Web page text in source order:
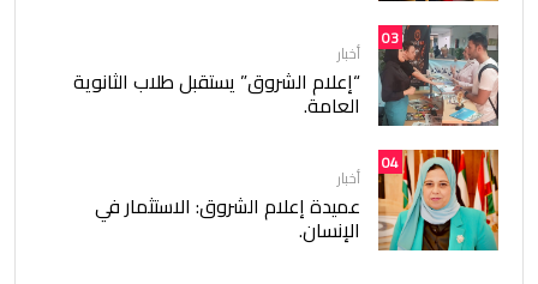
03
أخبار
“إعلام الشروق” يستقبل طلاب الثانوية
العامة.
04
أخبار
عميدة إعلام الشروق: الاستثمار في
الإنسان.